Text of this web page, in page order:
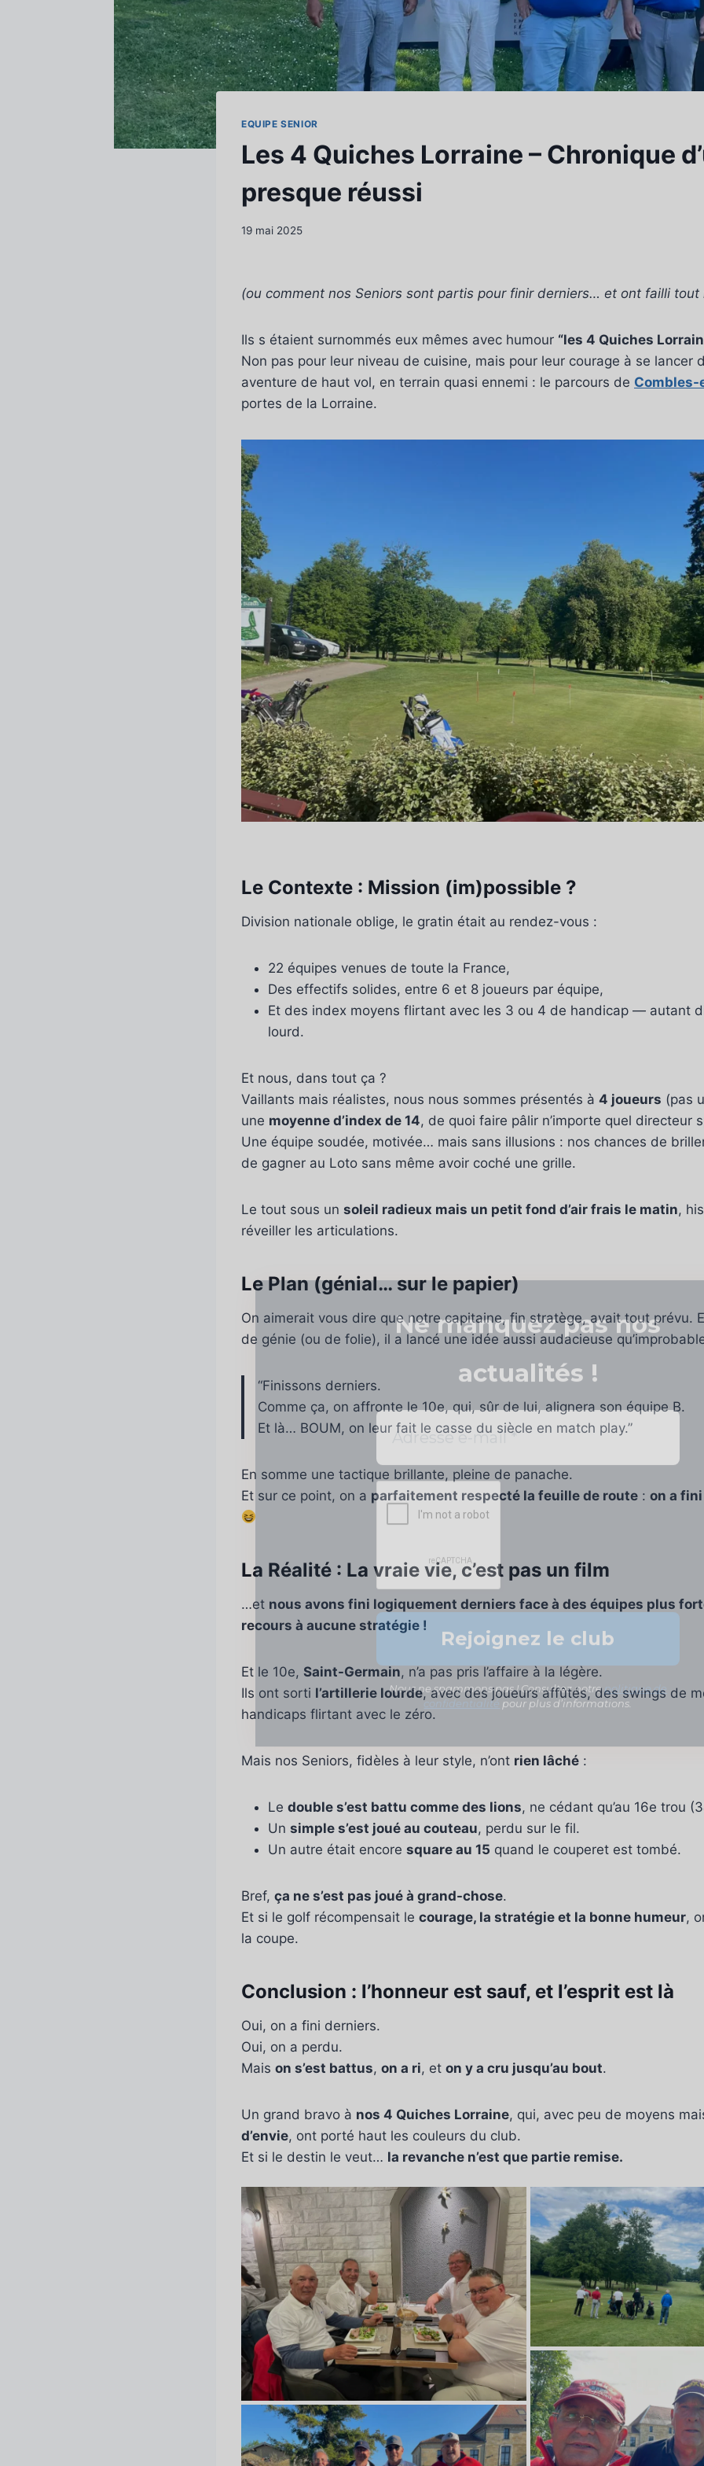
EQUIPE SENIOR
Les 4 Quiches Lorraine – Chronique
presque réussi
19 mai 2025
(ou comment nos Seniors sont partis pour finir derniers… et ont failli tout
Ils s étaient surnommés eux mêmes avec humour “les 4 Quiches
Non pas pour leur niveau de cuisine, mais pour leur courage à se lancer
aventure de haut vol, en terrain quasi ennemi : le parcours de Combles-
portes de la Lorraine.
Le Contexte : Mission (im)possible ?
Division nationale oblige, le gratin était au rendez-vous :
22 équipes venues de toute la France,
Des effectifs solides, entre 6 et 8 joueurs par équipe,
Et des index moyens flirtant avec les 3 ou 4 de handicap — autant
lourd.
Et nous, dans tout ça ?
Vaillants mais réalistes, nous nous sommes présentés à 4 joueurs (pas
une moyenne d’index de 14, de quoi faire pâlir n’importe quel directeur
Une équipe soudée, motivée… mais sans illusions : nos chances de
de gagner au Loto sans même avoir coché une grille.
Le tout sous un soleil radieux mais un petit fond d’air frais le matin,
réveiller les articulations.
Le Plan (génial… sur le papier)
On aimerait vous dire que notre capitaine, fin stratège, avait tout prévu.
de génie (ou de folie), il a lancé une idée aussi audacieuse
“Finissons derniers.
Comme ça, on affronte le 10e, qui, sûr de lui, alignera son équipe B.
Et là… BOUM, on leur fait le casse du siècle en match play.”
En somme une tactique brillante, pleine de panache.
Et sur ce point, on a parfaitement respecté la feuille de route : on a
La Réalité : La vraie vie, c’est pas un film
…et nous avons fini logiquement derniers face à des équipes plus
recours à aucune stratégie !
Et le 10e, Saint-Germain, n’a pas pris l’affaire à la légère.
Ils ont sorti l’artillerie lourde, avec des joueurs affûtés, des swings de
handicaps flirtant avec le zéro.
Mais nos Seniors, fidèles à leur style, n’ont rien lâché :
Le double s’est battu comme des lions, ne cédant qu’au 16e trou
Un simple s’est joué au couteau, perdu sur le fil.
Un autre était encore square au 15 quand le couperet est tombé.
Bref, ça ne s’est pas joué à grand-chose.
Et si le golf récompensait le courage, la stratégie et la bonne humeur,
la coupe.
Conclusion : l’honneur est sauf, et l’esprit est là
Oui, on a fini derniers.
Oui, on a perdu.
Mais on s’est battus, on a ri, et on y a cru jusqu’au bout.
Un grand bravo à nos 4 Quiches Lorraine, qui, avec peu de moyens
d’envie, ont porté haut les couleurs du club.
Et si le destin le veut… la revanche n’est que partie remise.
Ne manquez pas nos
actualités !
Nous ne spammons pas ! Consultez notre
confidentialitépour plus d’informations.